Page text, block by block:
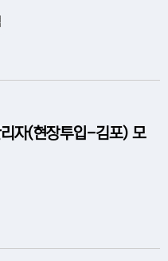
자(현장투입-김포) 모